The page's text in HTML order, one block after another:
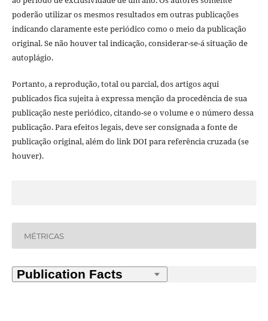
poderão utilizar os mesmos resultados em outras publicações
indicando claramente este periódico como o meio da publicação
original. Se não houver tal indicação, considerar-se-á situação de
autoplágio.
Portanto, a reprodução, total ou parcial, dos artigos aqui
publicados fica sujeita à expressa menção da procedência de sua
publicação neste periódico, citando-se o volume e o número dessa
publicação. Para efeitos legais, deve ser consignada a fonte de
publicação original, além do link DOI para referência cruzada (se
houver).
MÉTRICAS